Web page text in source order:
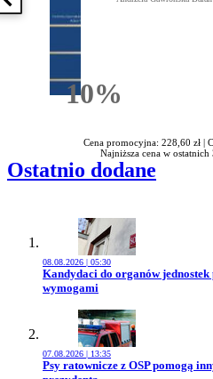
Poprzednia książka
10%Rabatu
Cena promocyjna: 228,60 zł |
Najniższa cena w
Ostatnio dodane
08.08.2026 | 05:30
Przejdź do artykułu:
Kandydaci do organów
wymogami
07.08.2026 | 13:35
Przejdź do artykułu:
Psy ratownicze z OSP pomogą